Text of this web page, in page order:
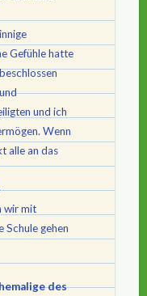
Gefühle hatte
und ich
Wenn
alle an das
wir mit
Schule gehen
des